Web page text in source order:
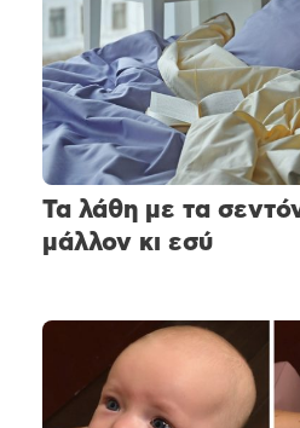
Τα λάθη με τα
μάλλον κι εσύ